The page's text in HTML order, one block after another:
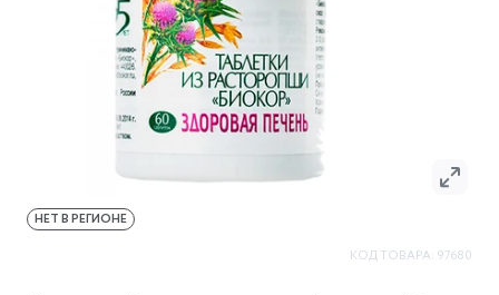
КОД ТОВАРА: 97680
НЕТ В РЕГИОНЕ